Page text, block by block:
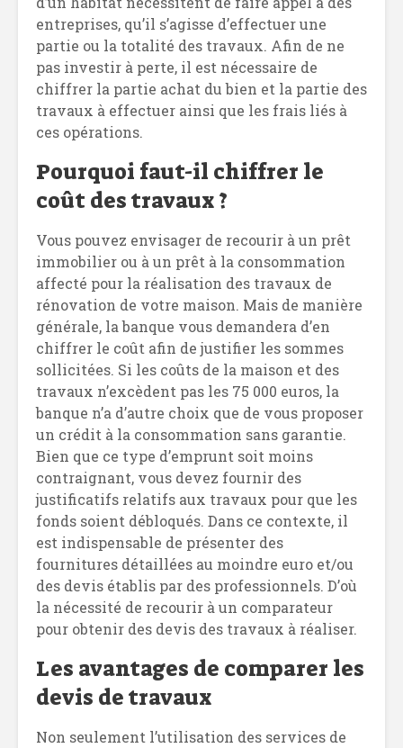
entreprises, qu’il s’agisse d’effectuer une
partie ou la totalité des travaux. Afin de ne
pas investir à perte, il est nécessaire de
chiffrer la partie achat du bien et la partie des
travaux à effectuer ainsi que les frais liés à
ces opérations.
Pourquoi faut-il chiffrer le
coût des travaux ?
Vous pouvez envisager de recourir à un prêt
immobilier ou à un prêt à la consommation
affecté pour la réalisation des travaux de
rénovation de votre maison. Mais de manière
générale, la banque vous demandera d’en
chiffrer le coût afin de justifier les sommes
sollicitées. Si les coûts de la maison et des
travaux n’excèdent pas les 75 000 euros, la
banque n’a d’autre choix que de vous proposer
un crédit à la consommation sans garantie.
Bien que ce type d’emprunt soit moins
contraignant, vous devez fournir des
justificatifs relatifs aux travaux pour que les
fonds soient débloqués. Dans ce contexte, il
est indispensable de présenter des
fournitures détaillées au moindre euro et/ou
des devis établis par des professionnels. D’où
la nécessité de recourir à un comparateur
pour obtenir des devis des travaux à réaliser.
Les avantages de comparer les
devis de travaux
Non seulement l’utilisation des services de